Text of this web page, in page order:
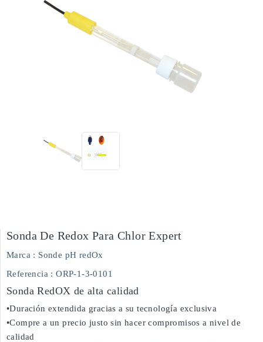
Sonda De Redox Para Chlor Expert
Marca : Sonde pH redOx
Referencia : ORP-1-3-0101
Sonda RedOX de alta calidad
•Duración extendida gracias a su tecnología exclusiva
•Compre a un precio justo sin hacer compromisos a nivel de
calidad